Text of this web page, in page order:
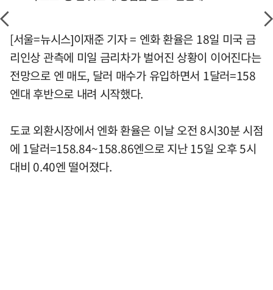
[서울=뉴시스]이재준 기자 = 엔화 환율은 18일 미국 금
리인상 관측에 미일 금리차가 벌어진 상황이 이어진다는
전망으로 엔 매도, 달러 매수가 유입하면서 1달러=158
엔대 후반으로 내려 시작했다.
도쿄 외환시장에서 엔화 환율은 이날 오전 8시30분 시점
에 1달러=158.84~158.86엔으로 지난 15일 오후 5시
대비 0.40엔 떨어졌다.